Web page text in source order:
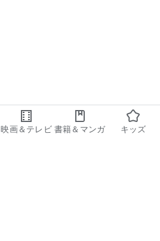
映画＆テレビ 書籍＆マンガ キッズ